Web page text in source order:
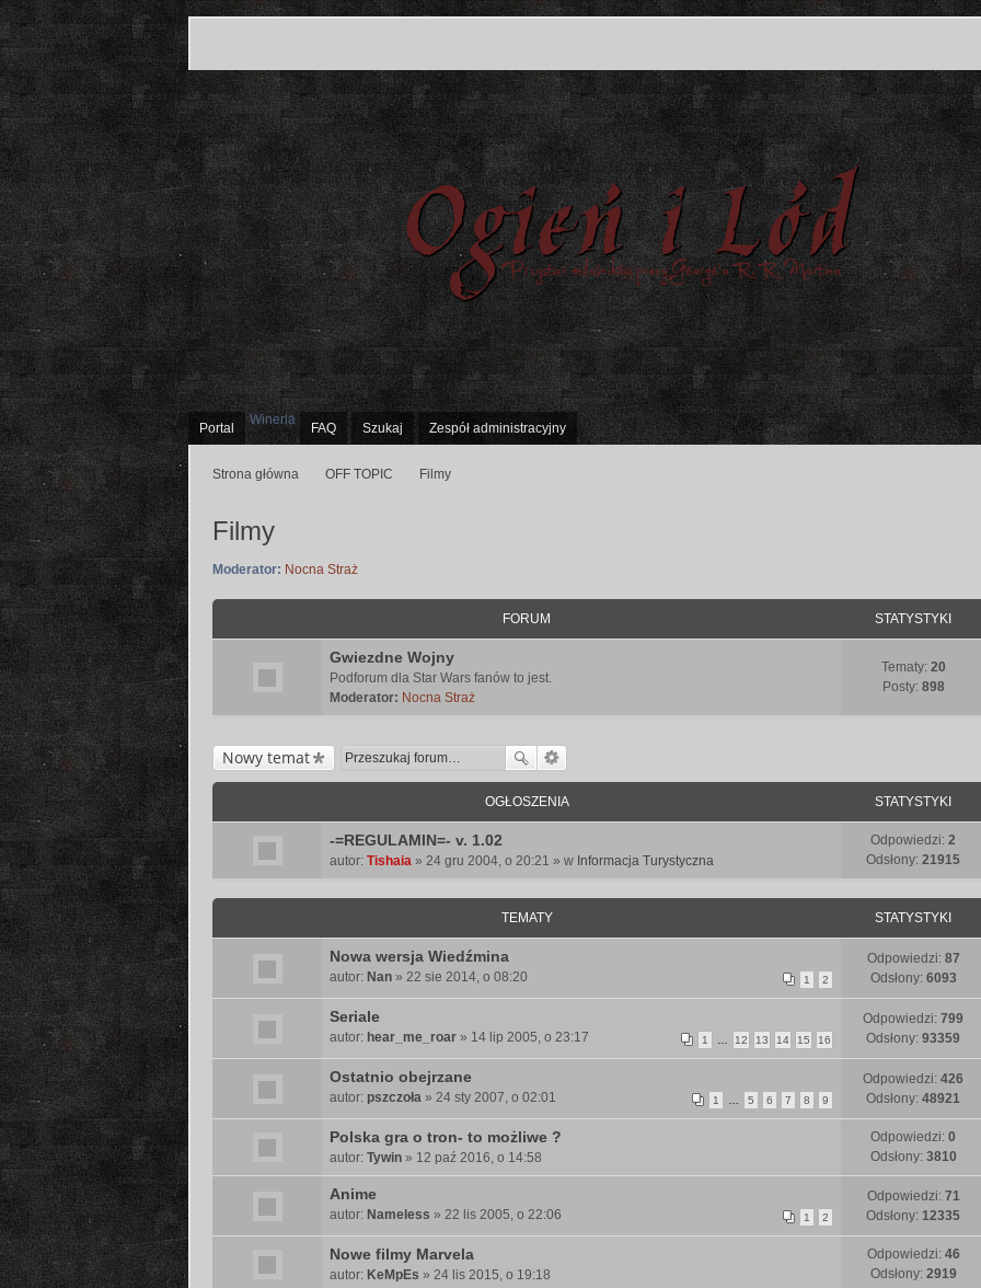
Portal
Winerla
FAQ Szukaj Zespół administracyjny
Strona główna OFF TOPIC Filmy
Filmy
Moderator: Nocna Straż
FORUM STATYSTYKI
Gwiezdne Wojny
Podforum dla Star Wars fanów to jest.
Moderator: Nocna Straż
Tematy: 20
Posty: 898
Nowy temat
OGŁOSZENIA STATYSTYKI
-=REGULAMIN=- v. 1.02
autor: Tishaia » 24 gru 2004, o 20:21 » w Informacja Turystyczna
Odpowiedzi: 2
Odsłony: 21915
TEMATY STATYSTYKI
Nowa wersja Wiedźmina
1 2
autor: Nan » 22 sie 2014, o 08:20
Odpowiedzi: 87
Odsłony: 6093
Seriale
1 12 13 14 15 16
autor: hear_me_roar » 14 lip 2005, o 23:17
Odpowiedzi: 799
Odsłony: 93359
Ostatnio obejrzane
1 5 6 7 8 9
autor: pszczoła » 24 sty 2007, o 02:01
Odpowiedzi: 426
Odsłony: 48921
Polska gra o tron- to możliwe ?
autor: Tywin » 12 paź 2016, o 14:58
Odpowiedzi: 0
Odsłony: 3810
Anime
1 2
autor: Nameless » 22 lis 2005, o 22:06
Odpowiedzi: 71
Odsłony: 12335
Nowe filmy Marvela
autor: KeMpEs » 24 lis 2015, o 19:18
Odpowiedzi: 46
Odsłony: 2919